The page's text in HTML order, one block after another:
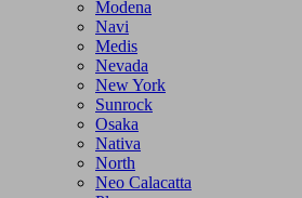
Modena
Navi
Medis
Nevada
New York
Sunrock
Osaka
Nativa
North
Neo Calacatta